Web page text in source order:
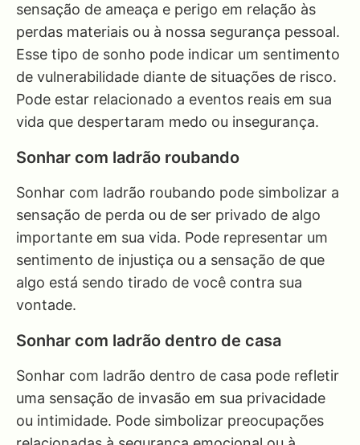
sensação de ameaça e perigo em relação às
perdas materiais ou à nossa segurança pessoal.
Esse tipo de sonho pode indicar um sentimento
de vulnerabilidade diante de situações de risco.
Pode estar relacionado a eventos reais em sua
vida que despertaram medo ou insegurança.
Sonhar com ladrão roubando
Sonhar com ladrão roubando pode simbolizar a
sensação de perda ou de ser privado de algo
importante em sua vida. Pode representar um
sentimento de injustiça ou a sensação de que
algo está sendo tirado de você contra sua
vontade.
Sonhar com ladrão dentro de casa
Sonhar com ladrão dentro de casa pode refletir
uma sensação de invasão em sua privacidade
ou intimidade. Pode simbolizar preocupações